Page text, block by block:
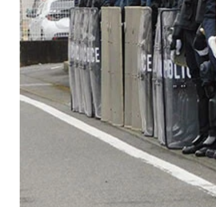
数々の構想の舞台となってきた歌舞伎町だが、
5月16日の歌舞伎町での乱闘事件直後、その一部